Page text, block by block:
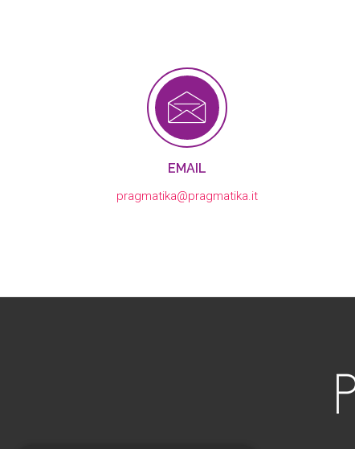
EMAIL
pragmatika@pragmatika.it